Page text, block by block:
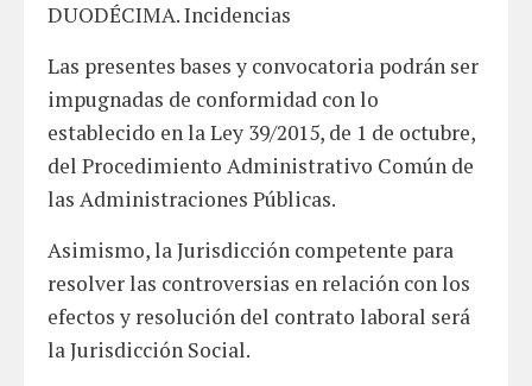
DUODÉCIMA. Incidencias
Las presentes bases y convocatoria podrán ser
impugnadas de conformidad con lo
establecido en la Ley 39/2015, de 1 de octubre,
del Procedimiento Administrativo Común de
las Administraciones Públicas.
Asimismo, la Jurisdicción competente para
resolver las controversias en relación con los
efectos y resolución del contrato laboral será
la Jurisdicción Social.